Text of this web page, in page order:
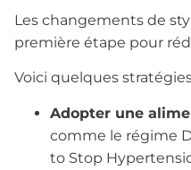
Les changements de
première étape pour
Voici quelques
Adopter une
comme le régime
to Stop